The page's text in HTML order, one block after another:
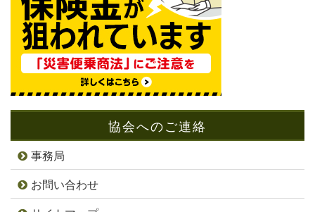
協会へのご連絡
事務局
お問い合わせ